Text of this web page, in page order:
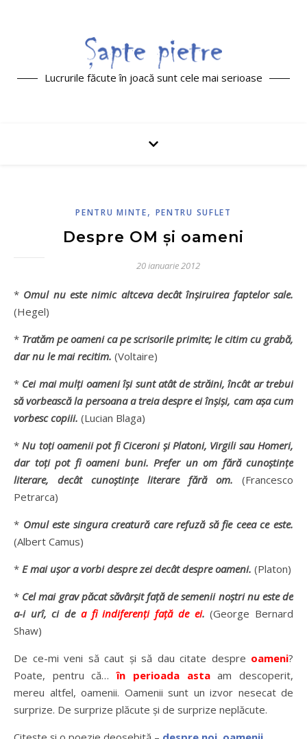
Lucrurile făcute în joacă sunt cele mai serioase
PENTRU MINTE, PENTRU SUFLET
Despre OM şi oameni
20 ianuarie 2012
*
Omul nu este nimic altceva decât înşiruirea faptelor sale.
(Hegel)
* Tratăm pe oameni ca pe scrisorile primite; le citim cu grabă,
dar nu le mai recitim. (Voltaire)
* Cei mai mulţi oameni îşi sunt atât de străini, încât ar trebui
să vorbească la persoana a treia despre ei înşişi, cam aşa cum
vorbesc copiii. (Lucian Blaga)
*Nu toţi oamenii pot fi Ciceroni şi Platoni, Virgili sau Homeri,
dar toţi pot fi oameni buni. Prefer un om fără cunoştinţe
literare, decât cunoştinţe literare fără om. (Francesco
Petrarca)
* Omul este singura creatură care refuză să fie ceea ce este.
(Albert Camus)
* E mai uşor a vorbi despre zei decât despre oameni. (Platon)
* Cel mai grav păcat săvârşit faţă de semenii noştri nu este de
a-i urî, ci de a fi indiferenţi faţă de ei. (George Bernard
Shaw)
De ce-mi veni să caut şi să dau citate despre oameni?
Poate, pentru că…în perioada astaam descoperit,
mereu altfel, oamenii. Oamenii sunt un izvor nesecat de
surprize. De surprize plăcute şi de surprize neplăcute.